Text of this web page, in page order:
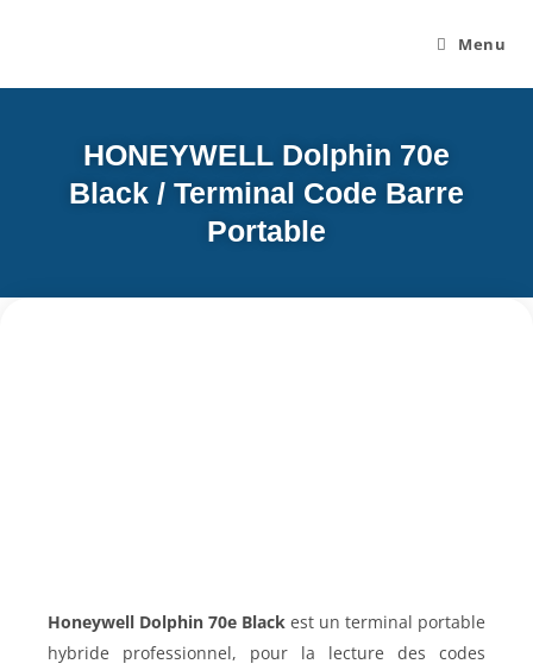
Menu
HONEYWELL Dolphin 70e
Black / Terminal Code Barre
Portable
Honeywell Dolphin 70e Black est un terminal portable
hybride professionnel, pour la lecture des codes